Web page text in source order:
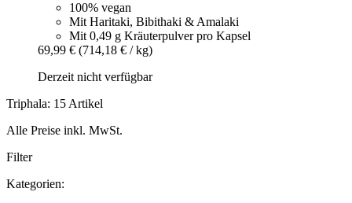
100% vegan
Mit Haritaki, Bibithaki & Amalaki
Mit 0,49 g Kräuterpulver pro Kapsel
69,99 € (714,18 € / kg)
Derzeit nicht verfügbar
Triphala: 15 Artikel
Alle Preise inkl. MwSt.
Filter
Kategorien: